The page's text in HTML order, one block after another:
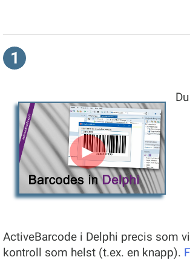
1
►
ActiveBarcode i Delphi precis som
kontroll som helst (t.ex. en knapp).